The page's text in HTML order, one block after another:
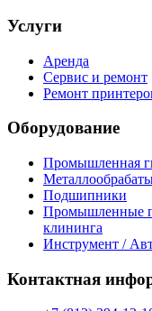
Услуги
Аренда
Сервис и ремонт
Ремонт
Оборудование
Промышленная
Подшипники
Промышленные
клининга
Инструмент /
Контактная